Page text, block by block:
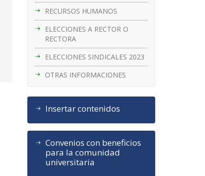
RECURSOS HUMANOS
ELECCIONES A RECTOR O
RECTORA
ELECCIONES SINDICALES 2023
OTRAS INFORMACIONES
Insertar contenidos
Convenios con beneficios
para la comunidad
universitaria